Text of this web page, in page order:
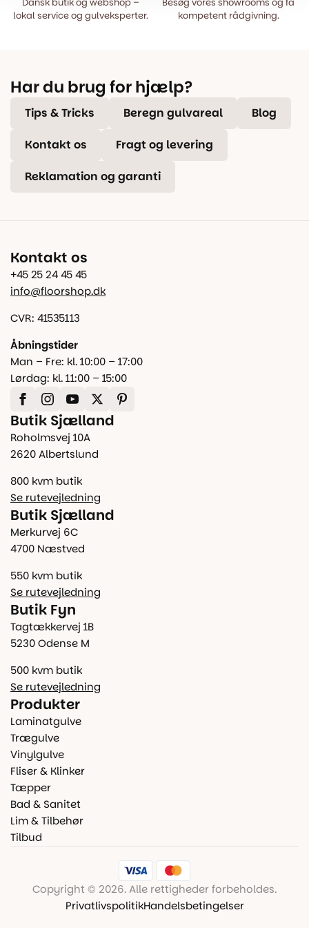
lokal service og gulveksperter.
kompetent rådgivning.
Har du brug for hjælp?
Tips & Tricks Beregn gulvareal Blog
Kontakt os Fragt og levering
Reklamation og garanti
Kontakt os
+45 25 24 45 45
info@floorshop.dk
CVR: 41535113
Åbningstider
Man – Fre: kl. 10:00 – 17:00
Lørdag: kl. 11:00 – 15:00
Butik Sjælland
Roholmsvej 10A
2620 Albertslund
800 kvm butik
Se rutevejledning
Butik Sjælland
Merkurvej 6C
4700 Næstved
550 kvm butik
Se rutevejledning
Butik Fyn
Tagtækkervej 1B
5230 Odense M
500 kvm butik
Se rutevejledning
Produkter
Laminatgulve
Trægulve
Vinylgulve
Fliser & Klinker
Tæpper
Bad & Sanitet
Lim & Tilbehør
Tilbud
Copyright © 2026. Alle rettigheder forbeholdes.
PrivatlivspolitikHandelsbetingelser